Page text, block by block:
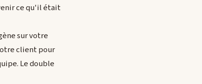
ce qu'il était
sur votre
client pour
Le double